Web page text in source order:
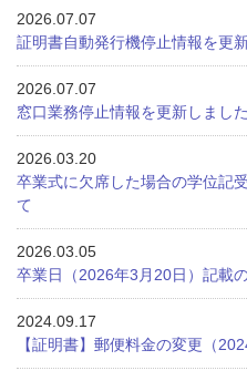
2026.07.07
証明書自動発行機停止情報を更
2026.07.07
窓口業務停止情報を更新しました
2026.03.20
卒業式に欠席した場合の学位記
て
2026.03.05
卒業日（2026年3月20日）記載
2024.09.17
【証明書】郵便料金の変更（